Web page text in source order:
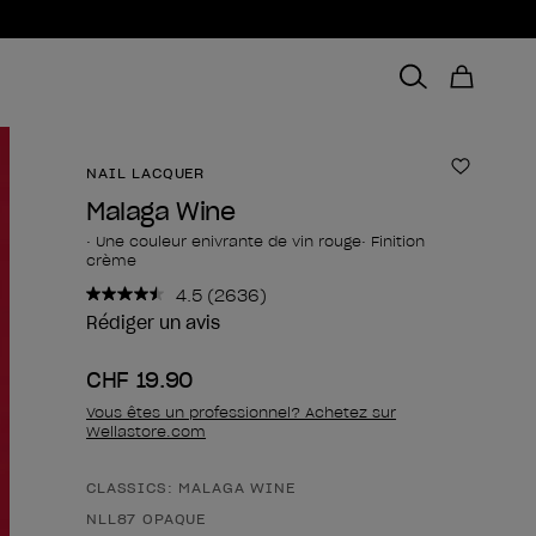
NAIL LACQUER
Malaga Wine
• Une couleur enivrante de vin rouge• Finition
crème
4.5 Lire
2636
même
(2636)
Rédiger un avis
CHF 19.90
Vous êtes un professionnel? Achetez sur
Wellastore.com
Forme du produit
CLASSICS: MALAGA WINE
NLL87 OPAQUE